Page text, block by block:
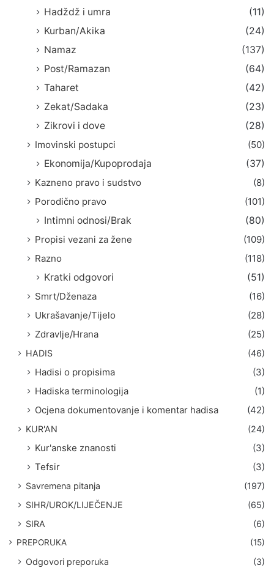
Hadždž i umra
(11)
Kurban/Akika
(24)
Namaz
(137)
Post/Ramazan
(64)
Taharet
(42)
Zekat/Sadaka
(23)
Zikrovi i dove
(28)
Imovinski postupci
(50)
Ekonomija/Kupoprodaja
(37)
Kazneno pravo i sudstvo
(8)
Porodično pravo
(101)
Intimni odnosi/Brak
(80)
Propisi vezani za žene
(109)
Razno
(118)
Kratki odgovori
(51)
Smrt/Dženaza
(16)
Ukrašavanje/Tijelo
(28)
Zdravlje/Hrana
(25)
HADIS (46)
Hadisi o propisima
(3)
Hadiska terminologija
(1)
Ocjena dokumentovanje i komentar hadisa
(42)
KUR'AN (24)
Kur'anske znanosti
(3)
Tefsir
(3)
Savremena pitanja
(197)
SIHR/UROK/LIJEČENJE
(65)
SIRA
(6)
PREPORUKA (15)
Odgovori preporuka
(3)